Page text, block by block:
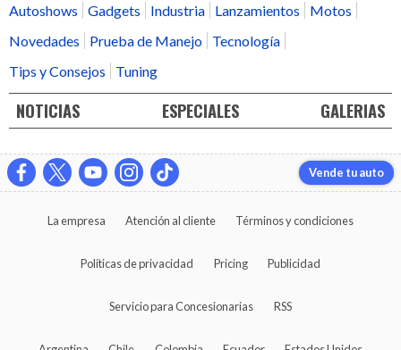
Autoshows
Gadgets Industria Lanzamientos
Motos
Novedades
Prueba de Manejo
Tecnología
Tips y Consejos
Tuning
NOTICIAS ESPECIALES GALERIAS
Vende tu auto
La empresa Atención al cliente Términos y condiciones
Políticas de privacidad Pricing Publicidad
Servicio para Concesionarias RSS